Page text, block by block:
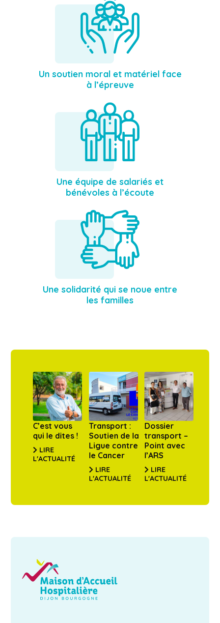
Un soutien moral et matériel face
à l’épreuve
Une équipe de salariés et
bénévoles à l’écoute
Une solidarité qui se noue entre
les familles
C’est vous
qui le dites !
LIRE
L'ACTUALITÉ
Transport :
Soutien de la
Ligue contre
le Cancer
LIRE
L'ACTUALITÉ
Dossier
transport –
Point avec
l’ARS
LIRE
L'ACTUALITÉ